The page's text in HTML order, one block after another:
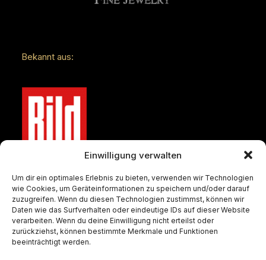
Einwilligung verwalten
Um dir ein optimales Erlebnis zu bieten, verwenden wir Technologien
wie Cookies, um Geräteinformationen zu speichern und/oder darauf
zuzugreifen. Wenn du diesen Technologien zustimmst, können wir
Daten wie das Surfverhalten oder eindeutige IDs auf dieser Website
verarbeiten. Wenn du deine Einwilligung nicht erteilst oder
zurückziehst, können bestimmte Merkmale und Funktionen
beeinträchtigt werden.
Bekannt aus: